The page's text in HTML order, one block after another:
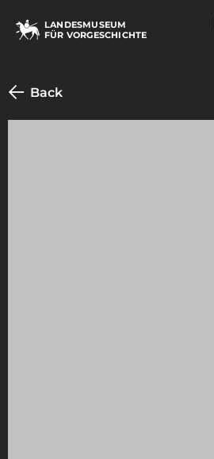
LANDESMUSEUM
FÜR VORGESCHICHTE
Back